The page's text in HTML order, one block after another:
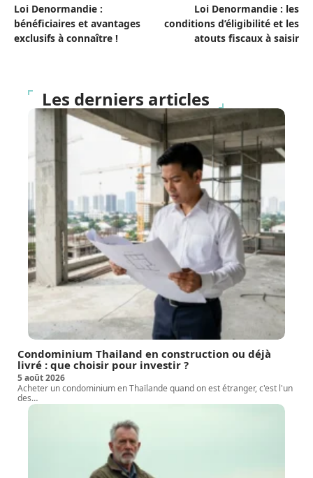
Loi Denormandie :
bénéficiaires et avantages
exclusifs à connaître !
Loi Denormandie : les
conditions d’éligibilité et les
atouts fiscaux à saisir
Les derniers articles
Condominium Thailand en construction ou déjà
livré : que choisir pour investir ?
5 août 2026
Acheter un condominium en Thaïlande quand on est étranger, c'est l'un
des…